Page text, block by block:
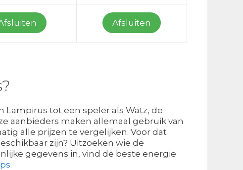
Afsluiten
Lampirus tot een speler als Watz, de
aanbieders maken allemaal gebruik van
alle prijzen te vergelijken. Voor dat
zijn? Uitzoeken wie de
gegevens in, vind de beste energie
.